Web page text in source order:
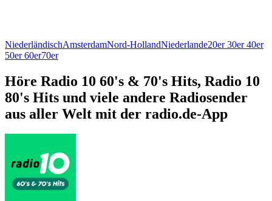
NiederländischAmsterdamNord-HollandNiederlande20er 30er 40er
50er 60er70er
Höre Radio 10 60's & 70's Hits, Radio 10
80's Hits und viele andere Radiosender
aus aller Welt mit der radio.de-App